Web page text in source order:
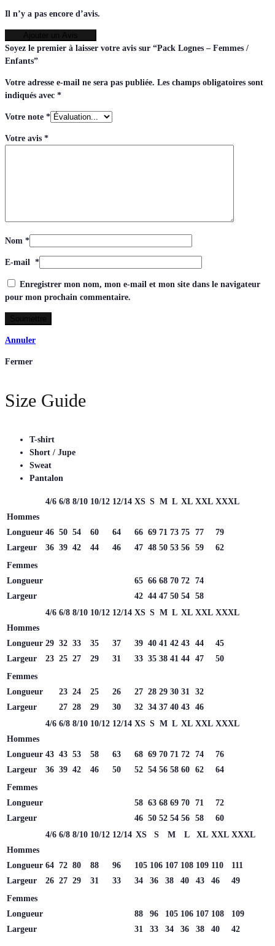
Il n’y a pas encore d’avis.
Soyez le premier à laisser votre avis sur “Pack Lognes – Femmes /
Enfants”
Votre adresse e-mail ne sera pas publiée. Les champs obligatoires sont
indiqués avec *
Votre note *
Votre avis *
Nom *
E-mail *
Enregistrer mon nom, mon e-mail et mon site dans le navigateur
pour mon prochain commentaire.
Annuler
Fermer
Size Guide
T-shirt
Short / Jupe
Sweat
Pantalon
4/6 6/8 8/10 10/12 12/14 XS S M L XL XXL XXXL
Hommes
Longueur 46 50 54 60 64 66 69 71 73 75 77
79
Largeur
36 39 42 44 46 47 48 50 53 56 59
62
Femmes
Longueur
65 66 68 70 72 74
Largeur
42 44 47 50 54 58
4/6 6/8 8/10 10/12 12/14 XS S M L XL XXL XXXL
Hommes
Longueur 29 32 33 35 37 39 40 41 42 43 44
45
Largeur
23 25 27 29 31 33 35 38 41 44 47
50
Femmes
Longueur
23 24 25 26 27 28 29 30 31
32
Largeur
27 28 29 30 32 34 37 40 43 46
4/6 6/8 8/10 10/12 12/14 XS S M L XL XXL XXXL
Hommes
Longueur 43 43 53 58 63 68 69 70 71 72 74
76
Largeur
36 39 42 46 50 52 54 56 58 60 62
64
Femmes
Longueur
58 63 68 69 70 71
72
Largeur
46 50 52 54 56 58
60
4/6 6/8 8/10 10/12 12/14 XS S M L XL XXL XXXL
Hommes
Longueur 64 72 80 88 96 105 106 107 108 109 110
111
Largeur
26 27 29 31 33 34 36 38 40 43 46
49
Femmes
Longueur
88 96 105 106 107 108
109
Largeur
31 33 34 36 38 40 42